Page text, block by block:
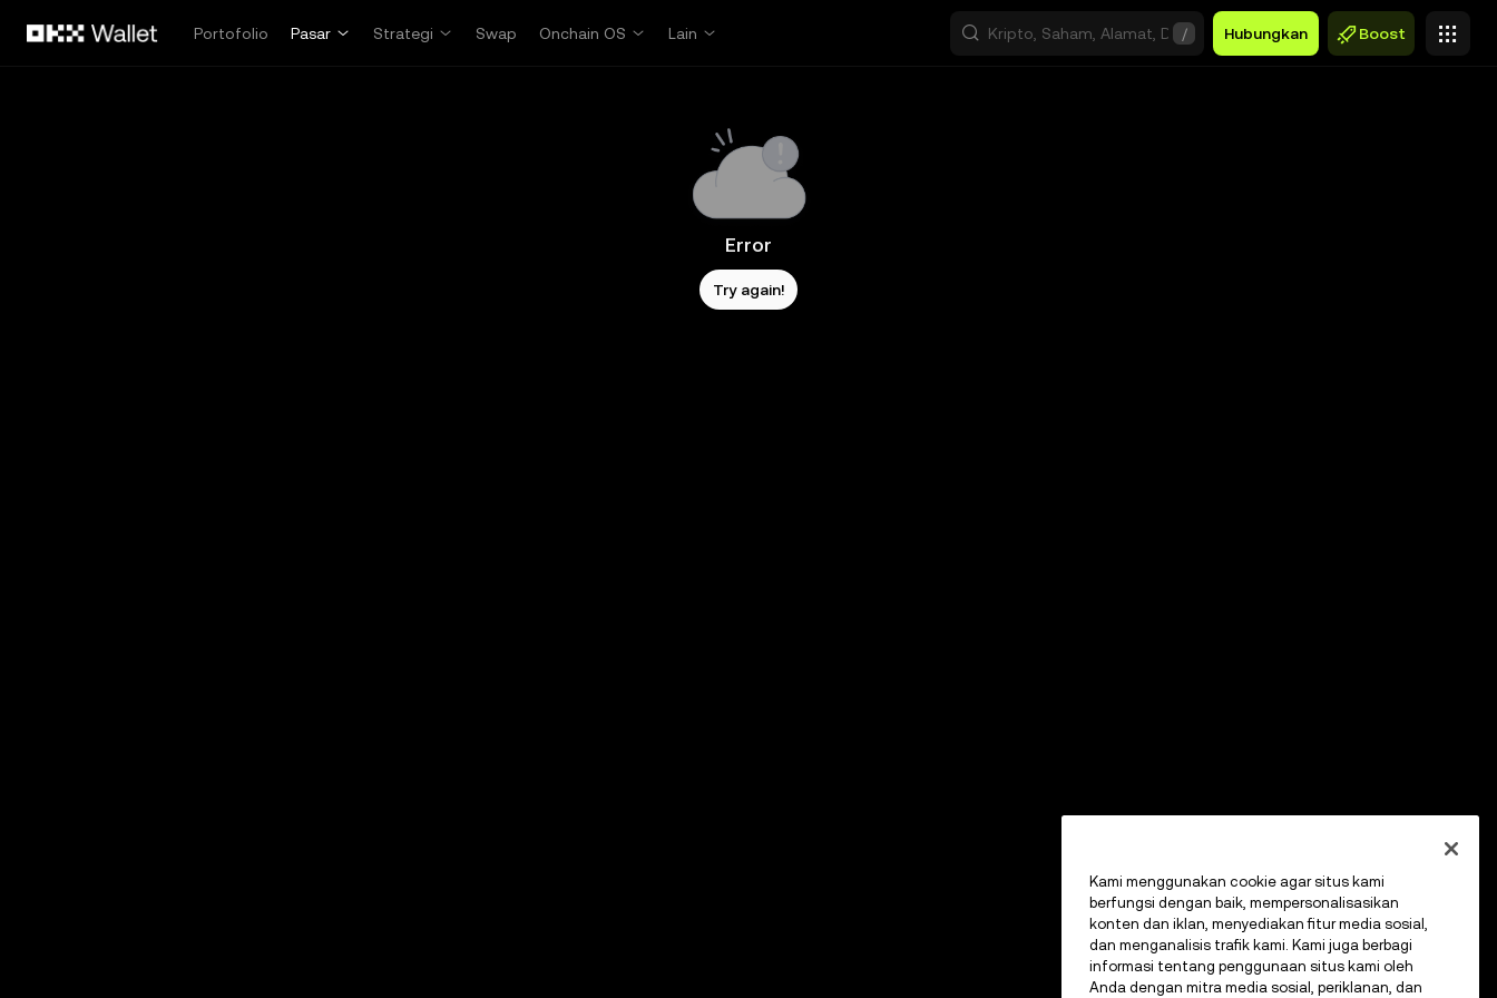
Portofolio
Pasar Strategi Swap Onchain OS Lain / Hubungkan Boost
Error
Try again!
Kami menggunakan cookie agar situs kami
berfungsi dengan baik, mempersonalisasikan
konten dan iklan, menyediakan fitur media sosial,
dan menganalisis trafik kami. Kami juga berbagi
informasi tentang penggunaan situs kami oleh
Anda dengan mitra media sosial, periklanan, dan